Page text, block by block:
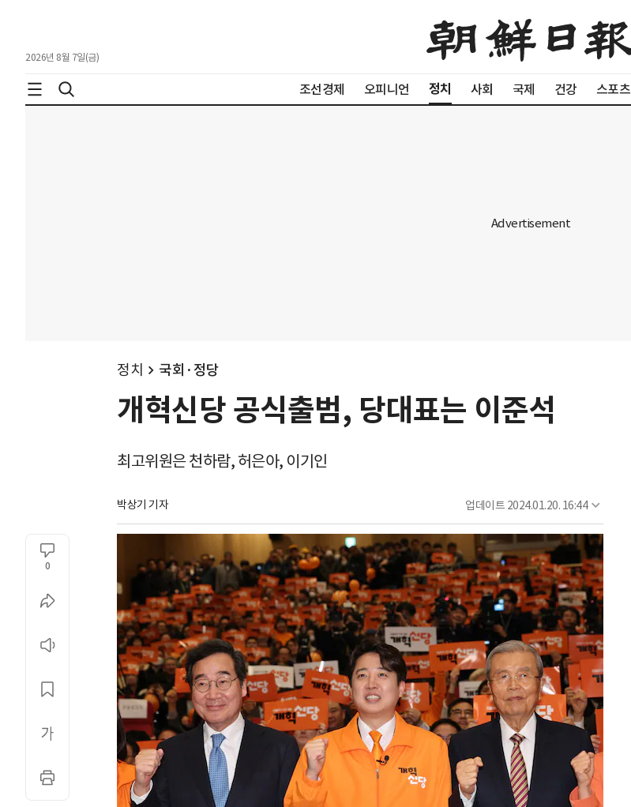
2026년 8월 7일(금)
조선경제 오피니언 정치 사회 국제 건강 스포츠
정치 국회·정당
개혁신당 공식출범, 당대표는 이준석
최고위원은 천하람, 허은아, 이기인
박상기 기자 업데이트 2024.01.20. 16:44
0